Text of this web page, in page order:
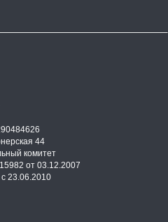
44
комитет
от 03.12.2007
23.06.2010